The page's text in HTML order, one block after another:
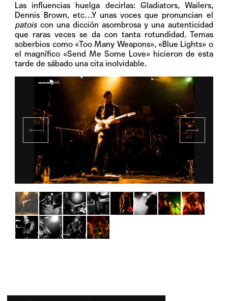
Las influencias huelga decirlas: Gladiators, Wailers,
Dennis Brown, etc…Y unas voces que pronuncian el
patoiscon una dicción asombrosa y una autenticidad
que raras veces se da con tanta rotundidad. Temas
soberbios como «Too Many Weapons», «Blue Lights» o
el magnífico «Send Me Some Love» hicieron de esta
tarde de sábado una cita inolvidable.